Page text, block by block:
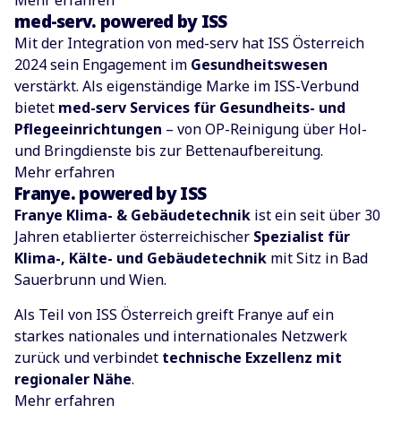
med-serv. powered by ISS
Mit der Integration von med-serv hat ISS Österreich
2024 sein Engagement im Gesundheitswesen
verstärkt. Als eigenständige Marke im ISS-Verbund
bietet med-serv Services für Gesundheits- und
Pflegeeinrichtungen – von OP-Reinigung über Hol-
und Bringdienste bis zur Bettenaufbereitung.
Mehr erfahren
Franye. powered by ISS
Franye Klima- & Gebäudetechnik ist ein seit über 30
Jahren etablierter österreichischer Spezialist für
Klima-, Kälte- und Gebäudetechnik mit Sitz in Bad
Sauerbrunn und Wien.
Als Teil von ISS Österreich greift Franye auf ein
starkes nationales und internationales Netzwerk
zurück und verbindet technische Exzellenz mit
regionaler Nähe.
Mehr erfahren